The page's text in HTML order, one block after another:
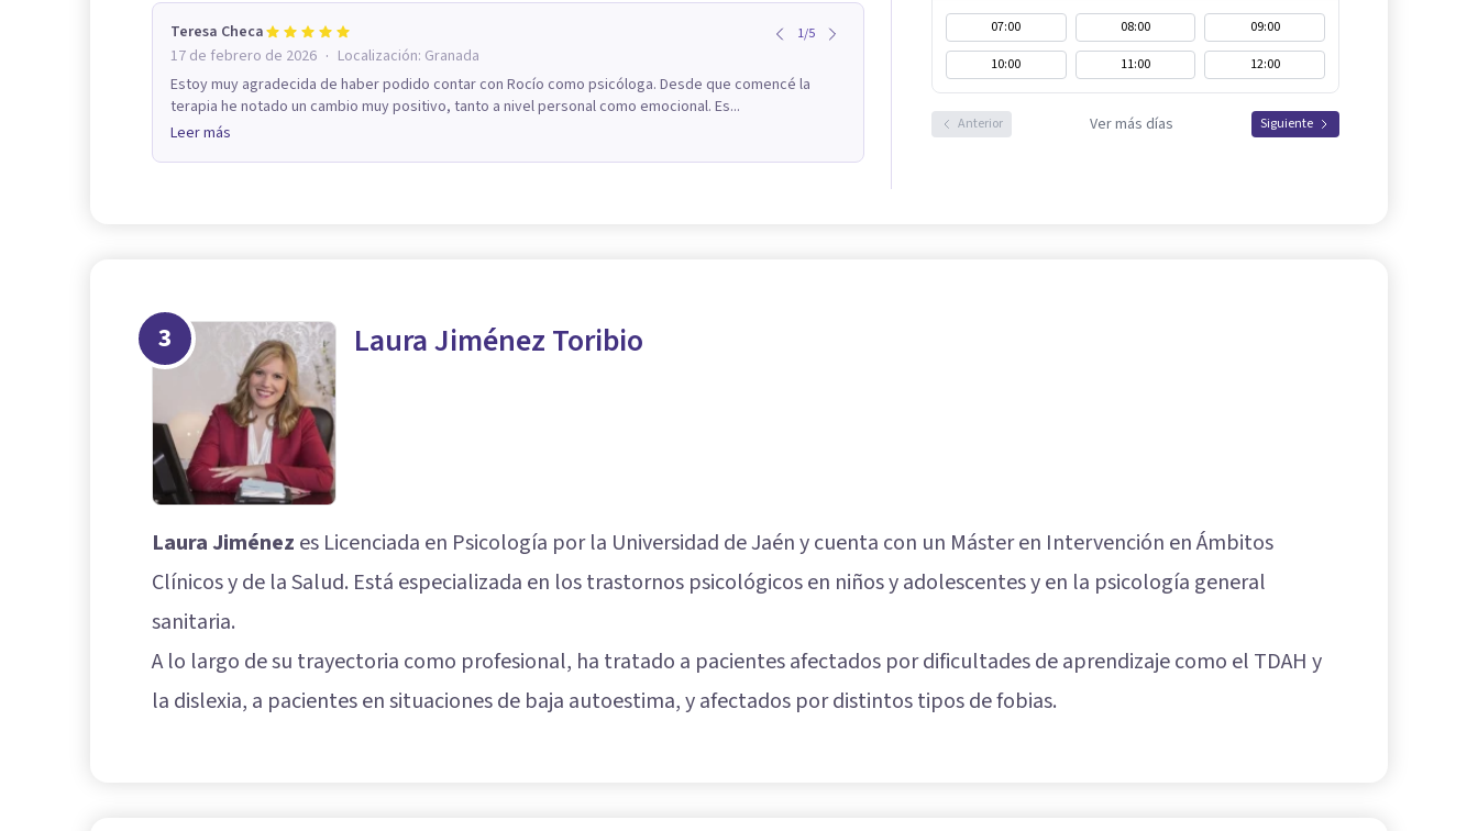
Teresa Checa 1/5
17 de febrero de 2026 · Localización: Granada
Estoy muy agradecida de haber podido contar con Rocío como psicóloga. Desde que comencé la
terapia he notado un cambio muy positivo, tanto a nivel personal como emocional. Es...
Leer más
07:00 08:00
09:00
10:00
11:00 12:00
Anterior Ver más días Siguiente
3 Laura Jiménez Toribio
Laura Jiménez es Licenciada en Psicología por la Universidad de Jaén y cuenta con un Máster en Intervención en Ámbitos
Clínicos y de la Salud. Está especializada en los trastornos psicológicos en niños y adolescentes y en la psicología general
sanitaria.
A lo largo de su trayectoria como profesional, ha tratado a pacientes afectados por dificultades de aprendizaje como el TDAH y
la dislexia, a pacientes en situaciones de baja autoestima, y afectados por distintos tipos de fobias.